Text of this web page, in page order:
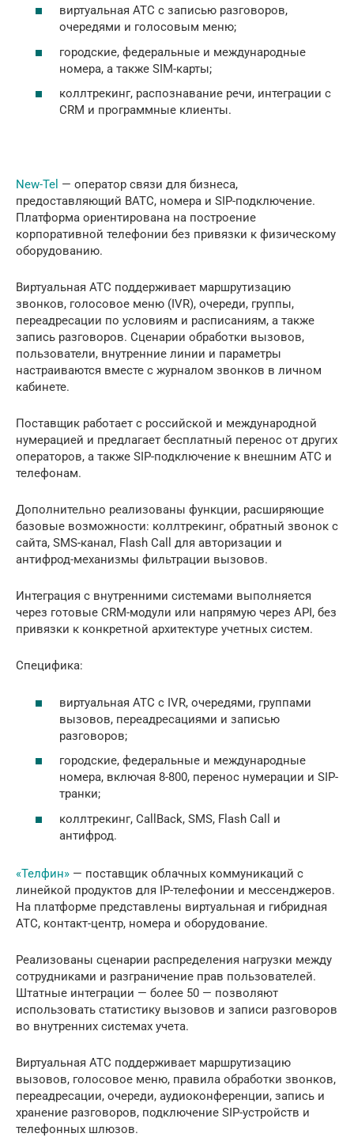
виртуальная АТС с записью разговоров,
очередями и голосовым меню;
городские, федеральные и международные
номера, а также SIM-карты;
коллтрекинг, распознавание речи, интеграции с
CRM и программные клиенты.
New-Tel — оператор связи для бизнеса,
предоставляющий ВАТС, номера и SIP-подключение.
Платформа ориентирована на построение
корпоративной телефонии без привязки к физическому
оборудованию.
Виртуальная АТС поддерживает маршрутизацию
звонков, голосовое меню (IVR), очереди, группы,
переадресации по условиям и расписаниям, а также
запись разговоров. Сценарии обработки вызовов,
пользователи, внутренние линии и параметры
настраиваются вместе с журналом звонков в личном
кабинете.
Поставщик работает с российской и международной
нумерацией и предлагает бесплатный перенос от других
операторов, а также SIP-подключение к внешним АТС и
телефонам.
Дополнительно реализованы функции, расширяющие
базовые возможности: коллтрекинг, обратный звонок с
сайта, SMS-канал, Flash Call для авторизации и
антифрод-механизмы фильтрации вызовов.
Интеграция с внутренними системами выполняется
через готовые CRM-модули или напрямую через API, без
привязки к конкретной архитектуре учетных систем.
Специфика:
виртуальная АТС с IVR, очередями, группами
вызовов, переадресациями и записью
разговоров;
городские, федеральные и международные
номера, включая 8-800, перенос нумерации и SIP-
транки;
коллтрекинг, CallBack, SMS, Flash Call и
антифрод.
«Телфин» — поставщик облачных коммуникаций с
линейкой продуктов для IP-телефонии и мессенджеров.
На платформе представлены виртуальная и гибридная
АТС, контакт-центр, номера и оборудование.
Реализованы сценарии распределения нагрузки между
сотрудниками и разграничение прав пользователей.
Штатные интеграции — более 50 — позволяют
использовать статистику вызовов и записи разговоров
во внутренних системах учета.
Виртуальная АТС поддерживает маршрутизацию
вызовов, голосовое меню, правила обработки звонков,
переадресации, очереди, аудиоконференции, запись и
хранение разговоров, подключение SIP-устройств и
телефонных шлюзов.